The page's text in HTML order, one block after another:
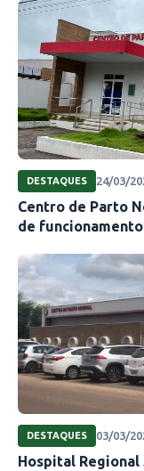
DESTAQUES 24/03/
Centro de Parto
de funcionamento
DESTAQUES 03/03/
Hospital